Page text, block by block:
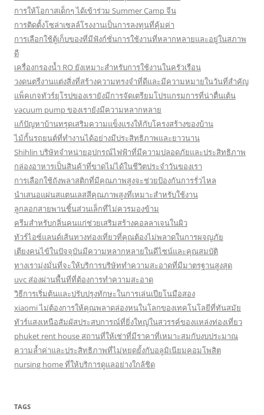
การให้โอกาสเด็กๆ ได้เข้าร่วม Summer Camp จีน
การติดตั้งโซล่าเซลล์โรงงานเป็นการลงทุนที่คุ้มค่า
การเลือกใช้ตู้เก็บของที่มีฟังก์ชั่นการใช้งานที่หลากหลายและอยู่ในสภาพ
ดี
เครื่องกรองน้ำ RO ยังเหมาะสำหรับการใช้งานในครัวเรือน
วงดนตรีงานแต่งสิ่งที่สร้างความทรงจำที่ดีและมีความหมายในวันที่สำคัญ
แพ็คเกจทัวร์ยุโรปของเรายังมีการจัดเตรียมโปรแกรมการที่น่าตื่นเต้น
vacuum pump ของเรายังมีความหลากหลาย
แก้ปัญหาบ้านทรุดเสริมความแข็งแรงให้กับโครงสร้างของบ้าน
ไม้กั้นรถยนต์ที่ทำงานได้อย่างมีประสิทธิภาพและยาวนาน
Shihlin บริษัทจำหน่ายอุปกรณ์ไฟฟ้าที่มีความปลอดภัยและประสิทธิภาพ
กล่องอาหารเป็นสินค้าที่ขาดไม่ได้ในชีวิตประจำวันของเรา
การเลือกใช้ถังพลาสติกที่มีคุณภาพสูงจะช่วยป้องกันการรั่วไหล
นำเสนอแผ่นสแตนเลสสีคุณภาพสูงที่เหมาะสำหรับใช้งาน
ลูกลอกสายพานชิ้นส่วนเล็กที่ไม่ควรมองข้าม
ครีมสำหรับกลิ่นคนแก่ช่วยเสริมสร้างคอลลาเจนในผิว
ทัวร์ไอซ์แลนด์เส้นทางท่องเที่ยวที่คุณต้องไม่พลาดในการผจญภัย
เตียงคนไข้ในปัจจุบันมีความหลากหลายในดีไซน์และคุณสมบัติ
ทางเรามุ่งมั่นที่จะให้บริการบริษัททำความสะอาดที่มีมาตรฐานสูงสุด
uvc ส่องผ่านพื้นที่ที่ต้องการทำความสะอาด
วิธีการเริ่มต้นและปรับปรุงทักษะในการเล่นเปียโนมือสอง
xiaomi ไม่ต้องการให้คุณพลาดล่องหนในโลกของเทคโนโลยีที่ทันสมัย
ทัวร์แสงเหนือสัมผัสประสบการณ์ที่ยิ่งใหญ่ในสวรรค์ของแหล่งท่องเที่ยว
phuket rent house สถานที่ให้เช่าที่มีราคาที่เหมาะสมกับงบประมาณ
ความล้ำค่าและประสิทธิภาพที่ไม่หยุดยั้งกับอลูมิเนียมคอมโพสิต
nursing home ที่ให้บริการดูแลอย่างใกล้ชิด
TAGS